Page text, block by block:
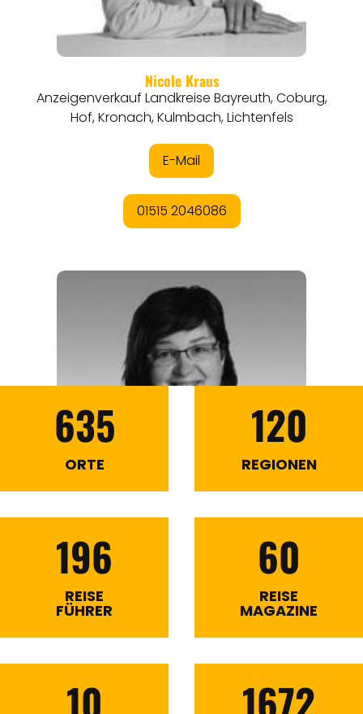
635
ORTE
120
REGIONEN
196
REISE
FÜHRER
60
REISE
MAGAZINE
10 1672